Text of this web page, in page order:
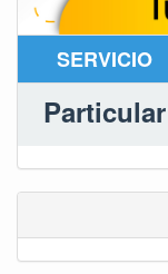
SERVICIO
Particular